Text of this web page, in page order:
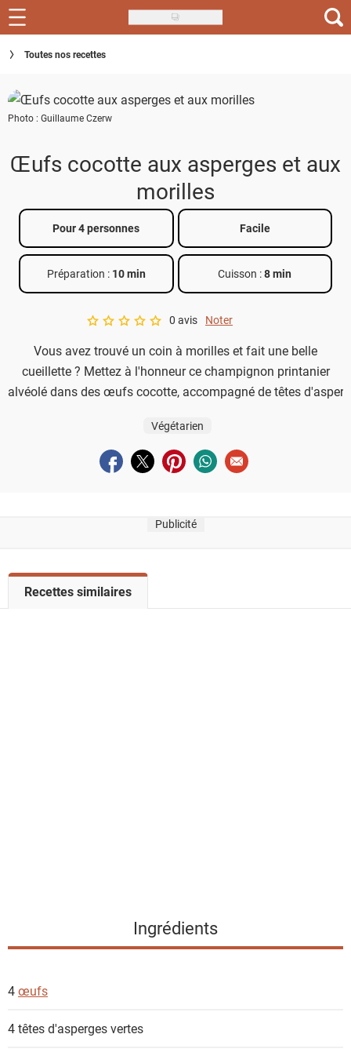
Skip
to
main
Recettes
Inspirations
Conseils
Menu de la semaine
Téléchargez l'app Saveurs Recettes
Index des recettes
Guide d'achat
Toutes nos recettes
Photo : Guillaume Czerw
Œufs cocotte aux asperges et aux
morilles
Pour 4 personnes Facile
Préparation : 10 min Cuisson :8 min
A star rating of 0 out of 5.
0 avis Noter
Vous avez trouvé un coin à morilles et fait une belle
cueillette ? Mettez à l'honneur ce champignon printanier
alvéolé dans des œufs cocotte, accompagné de têtes
Végétarien
Partager sur facebook
Partager sur twitter
Partager sur pinterest
Partager sur whatsapp
Envoyer à un ami
Publicité
o
i
Recettes similaires
Ingrédients
4œufs
4 têtesd'asperges vertes